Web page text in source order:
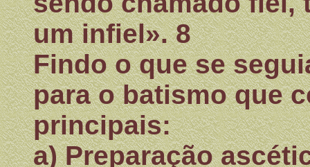
um infiel». 8
Findo o que se
para o batismo que
principais:
a) Preparação